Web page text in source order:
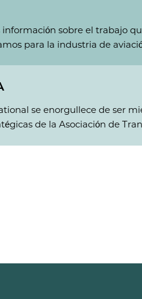
sobre el trabajo
para la industria de
se enorgullece de ser
de la Asociación de